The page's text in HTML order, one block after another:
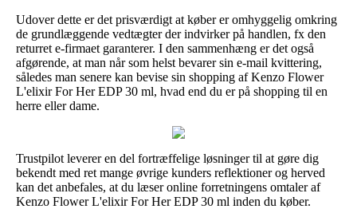
Udover dette er det prisværdigt at køber er omhyggelig omkring
de grundlæggende vedtægter der indvirker på handlen, fx den
returret e-firmaet garanterer. I den sammenhæng er det også
afgørende, at man når som helst bevarer sin e-mail kvittering,
således man senere kan bevise sin shopping af Kenzo Flower
L'elixir For Her EDP 30 ml, hvad end du er på shopping til en
herre eller dame.
Trustpilot leverer en del fortræffelige løsninger til at gøre dig
bekendt med ret mange øvrige kunders reflektioner og herved
kan det anbefales, at du læser online forretningens omtaler af
Kenzo Flower L'elixir For Her EDP 30 ml inden du køber.